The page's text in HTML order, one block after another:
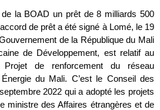
la BOAD un prêt de 8 milliards 500
de prêt a été signé à Lomé, le 19
de la République du Mali
de Développement, est relatif au
Projet de renforcement du réseau
du Mali. C’est le Conseil des
2022 qui a adopté les projets
ministre des Affaires étrangères et de